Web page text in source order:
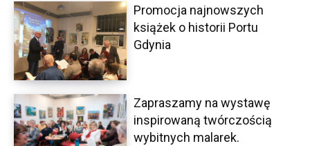
Promocja najnowszych
książek o historii Portu
Gdynia
Zapraszamy na wystawę
inspirowaną twórczością
wybitnych malarek.